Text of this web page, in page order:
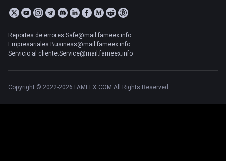
Reportes de errores:Safe@mail.fameex.info
Empresariales:Business@mail.fameex.info
Servicio al cliente:Service@mail.fameex.info
Copyright © 2022-2026 FAMEEX.COM All Rights Reserved